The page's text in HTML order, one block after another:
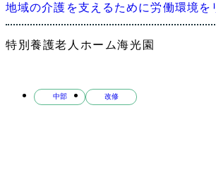
地域の介護を支えるために労働環境を
特別養護老人ホーム海光園
中部 改修